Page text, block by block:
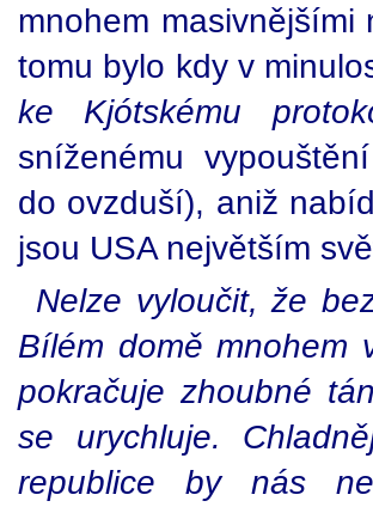
mnohem
tomu bylo kdy v
ke Kjótskému
sníženému
do ovzduší), aniž
jsou USA největším
Nelze vyloučit, že
Bílém domě mnohem
pokračuje zhoubné
se urychluje.
republice by nás